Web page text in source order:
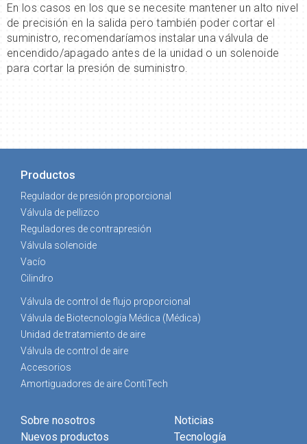
En los casos en los que se necesite mantener un alto nivel
de precisión en la salida pero también poder cortar el
suministro, recomendaríamos instalar una válvula de
encendido/apagado antes de la unidad o un solenoide
para cortar la presión de suministro.
Productos
Regulador de presión proporcional
Válvula de pellizco
Reguladores de contrapresión
Válvula solenoide
Vacío
Cilindro
Válvula de control de flujo proporcional
Válvula de Biotecnología Médica (Médica)
Unidad de tratamiento de aire
Válvula de control de aire
Accesorios
Amortiguadores de aire ContiTech
Sobre nosotros
Nuevos productos
Noticias
Tecnología